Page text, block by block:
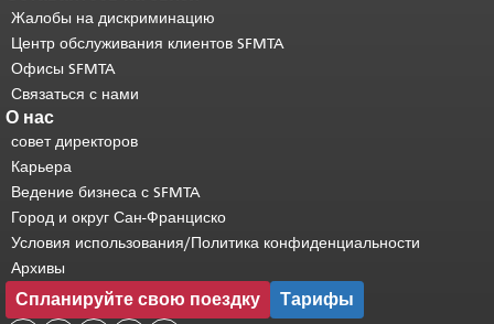
Жалобы на дискриминацию
Центр обслуживания клиентов SFMTA
Офисы SFMTA
Связаться с нами
О нас
совет директоров
Карьера
Ведение бизнеса с SFMTA
Город и округ Сан-Франциско
Условия использования/Политика конфиденциальности
Архивы
Спланируйте свою поездку Тарифы